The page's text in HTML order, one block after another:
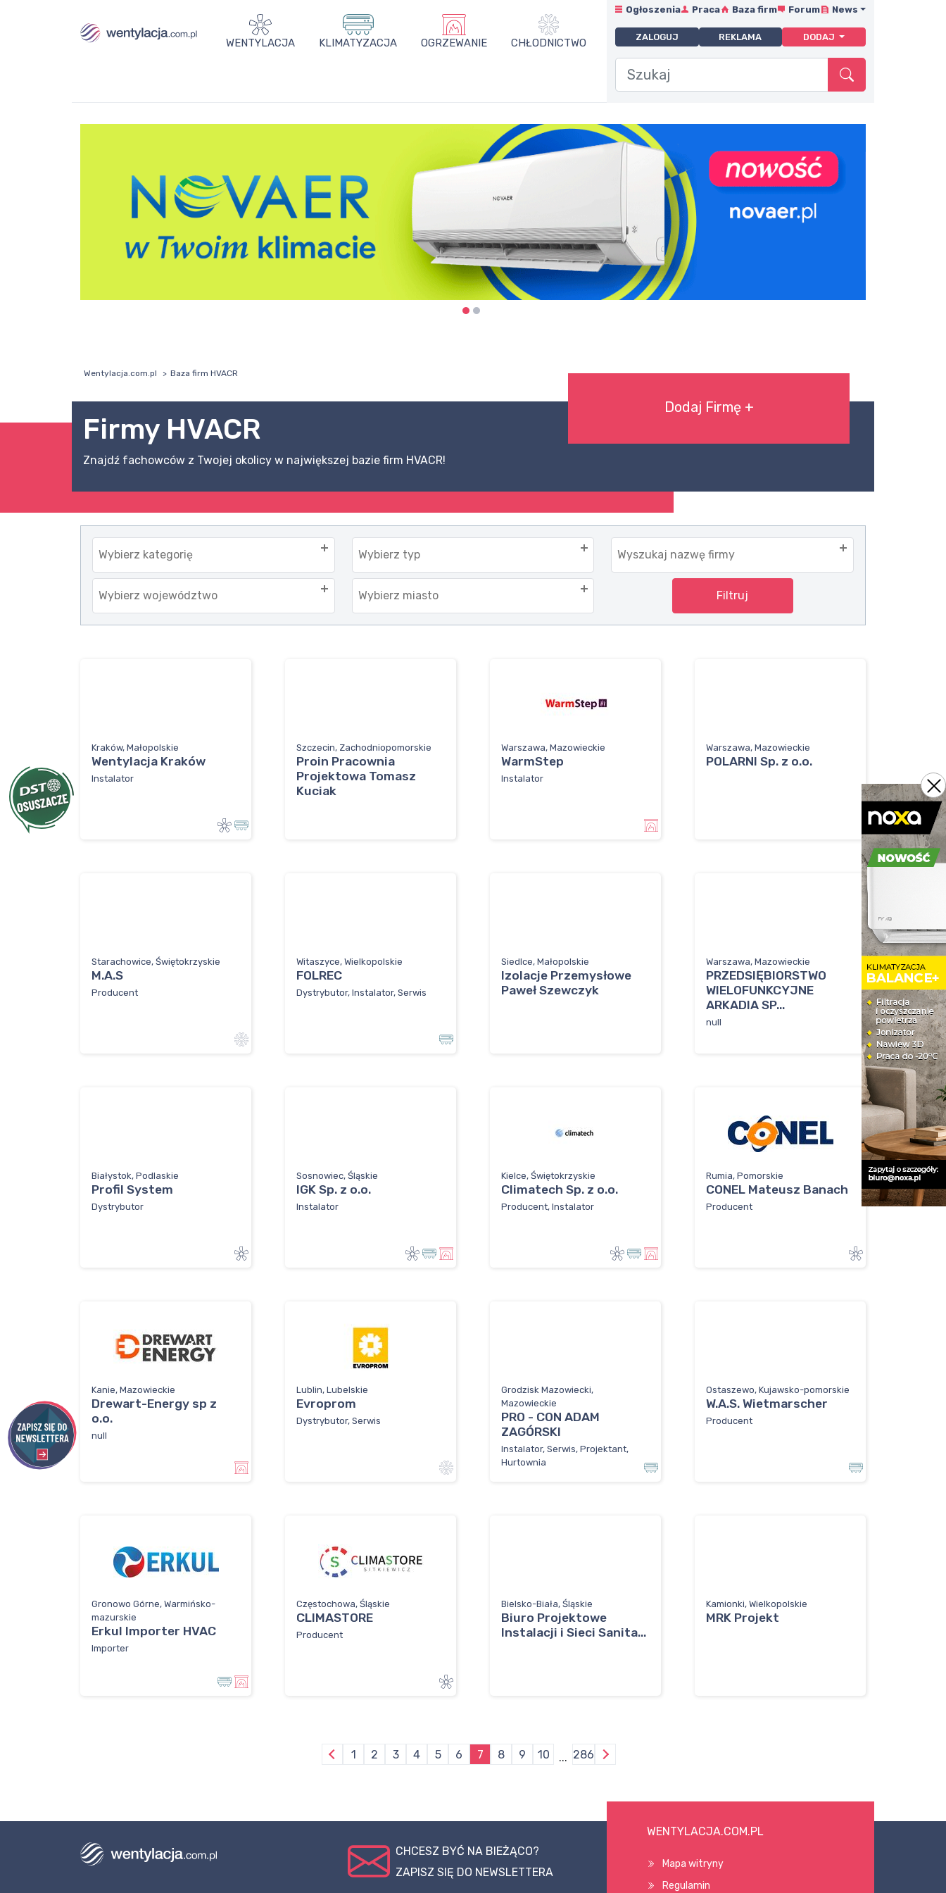
WENTYLACJA KLIMATYZACJA OGRZEWANIE CHŁODNICTWO
Ogłoszenia Praca Baza firm Forum News
ZALOGUJ REKLAMA DODAJ
Wentylacja.com.pl Baza firm HVACR
Firmy HVACR
Znajdź fachowców z Twojej okolicy w największej bazie firm HVACR!
Dodaj Firmę +
Wybierz kategorię Wybierz typ Wyszukaj nazwę firmy
Wybierz województwo Wybierz miasto Filtruj
Kraków, Małopolskie
Wentylacja Kraków
Instalator
Szczecin, Zachodniopomorskie
Proin Pracownia
Projektowa Tomasz
Kuciak
Warszawa, Mazowieckie
WarmStep
Instalator
Warszawa, Mazowieckie
POLARNI Sp. z o.o.
Starachowice, Świętokrzyskie
M.A.S
Producent
Witaszyce, Wielkopolskie
FOLREC
Dystrybutor, Instalator, Serwis
Siedlce, Małopolskie
Izolacje Przemysłowe
Paweł Szewczyk
Warszawa, Mazowieckie
PRZEDSIĘBIORSTWO
WIELOFUNKCYJNE
ARKADIA SP...
null
Białystok, Podlaskie
Profil System
Dystrybutor
Sosnowiec, Śląskie
IGK Sp. z o.o.
Instalator
Kielce, Świętokrzyskie
Climatech Sp. z o.o.
Producent, Instalator
Rumia, Pomorskie
CONEL Mateusz Banach
Producent
Kanie, Mazowieckie
Drewart-Energy sp z
o.o.
null
Lublin, Lubelskie
Evroprom
Dystrybutor, Serwis
Grodzisk Mazowiecki,
Mazowieckie
PRO - CON ADAM
ZAGÓRSKI
Instalator, Serwis, Projektant,
Hurtownia
Ostaszewo, Kujawsko-pomorskie
W.A.S. Wietmarscher
Producent
Gronowo Górne, Warmińsko-
mazurskie
Erkul Importer HVAC
Importer
Częstochowa, Śląskie
CLIMASTORE
Producent
Bielsko-Biała, Śląskie
Biuro Projektowe
Instalacji i Sieci Sanita...
Kamionki, Wielkopolskie
MRK Projekt
1 2 3 4 5 6 7 8 9 10 ... 286
CHCESZ BYĆ NA BIEŻĄCO?
ZAPISZ SIĘ DO NEWSLETTERA
WENTYLACJA.COM.PL
Mapa witryny
Regulamin